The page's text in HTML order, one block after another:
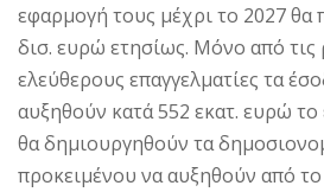
εφαρμογή τους μέχρι το 2027 θα
δισ. ευρώ ετησίως. Μόνο από τις
ελεύθερους επαγγελματίες τα
αυξηθούν κατά 552 εκατ. ευρώ το
θα δημιουργηθούν τα
προκειμένου να αυξηθούν από το